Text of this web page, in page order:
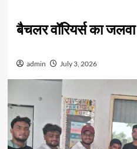
बैचलर वॉरियर्स का
admin July 3, 2026